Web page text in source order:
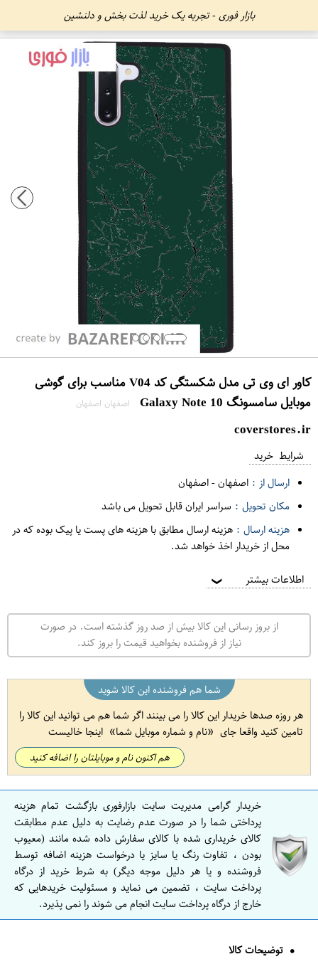
بازار فوری - تجربه یک خرید لذت بخش و دلنشین
کاور ای وی تی مدل شکستگی کد V04 مناسب برای گوشی
موبایل سامسونگ Galaxy Note 10
اصفهان اصفهان
coverstores.ir
شرایط خرید
ارسال از : اصفهان-اصفهان
مکان تحویل : سراسر ایران قابل تحویل می باشد
هزینه ارسال : هزینه ارسال مطابق با هزینه های پست یا پیک بوده که در
محل از خریدار اخذ خواهد شد.
اطلاعات بیشتر ❯
از بروز رسانی این کالا بیش از صد روز گذشته است. در صورت
نیاز از فروشنده بخواهید قیمت را بروز کند.
شما هم فروشنده این کالا شوید
هر روزه صدها خریدار این کالا را می بینند اگر شما هم می توانید این کالا را
تامین کنید واقعا جای
نام و شماره موبایل شما اینجا خالیست
هم اکنون نام و موبایلتان را اضافه کنید
خریدار گرامی مدیریت سایت بازارفوری بازگشت تمام هزینه
پرداختی شما را در صورت عدم رضایت به دلیل عدم مطابقت
کالای خریداری شده با کالای سفارش داده شده مانند (معیوب
بودن ، تفاوت رنگ یا سایز یا درخواست هزینه اضافه توسط
فروشنده و یا هر دلیل موجه دیگر) به شرط خرید از درگاه
پرداخت سایت ، تضمین می نماید و مسئولیت خریدهایی که
خارج از درگاه پرداخت سایت انجام می شوند را نمی پذیرد.
توضیحات کالا